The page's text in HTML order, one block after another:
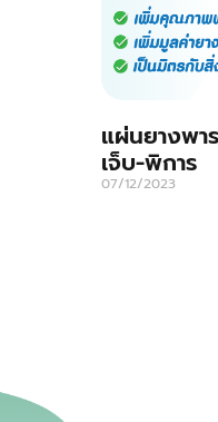
แผ่นยางพา
เจ็บ-พิการ
07/12/2023